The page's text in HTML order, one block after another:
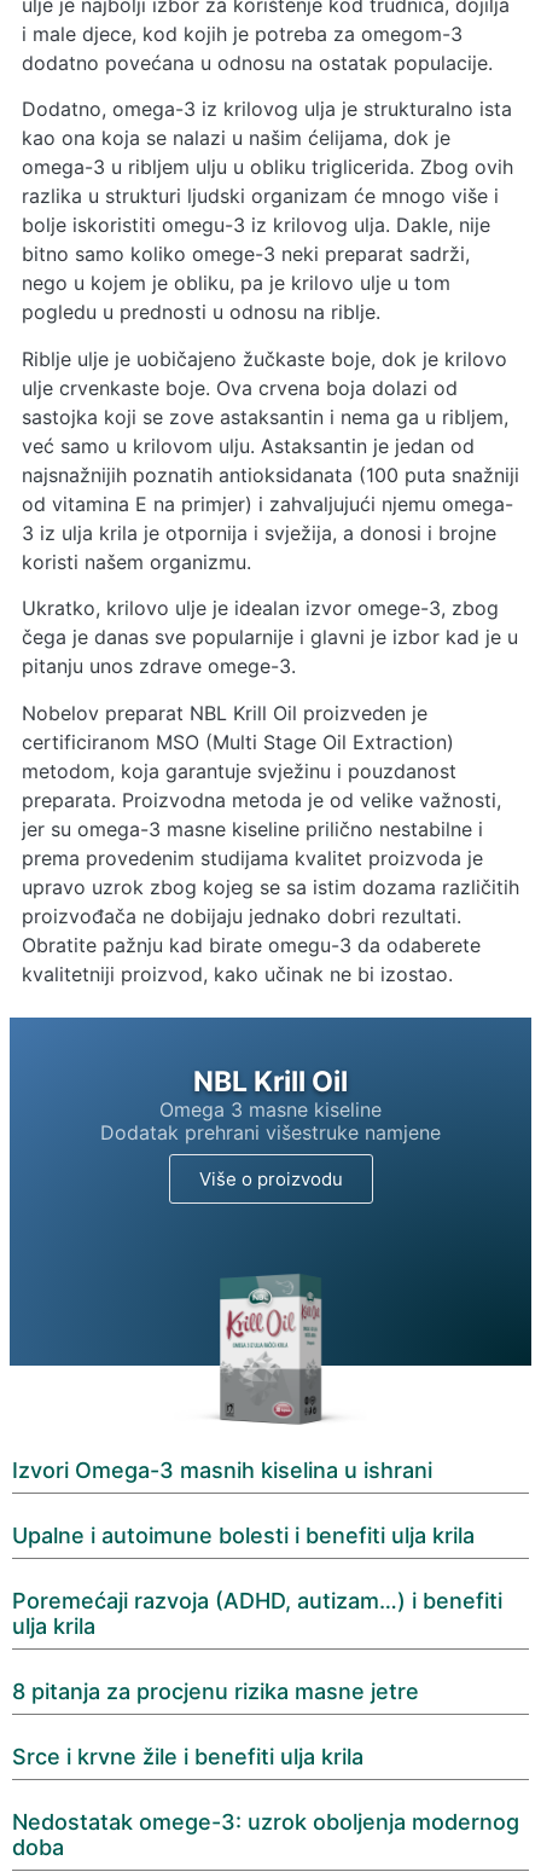
i male djece, kod kojih je potreba za omegom-3
dodatno povećana u odnosu na ostatak populacije.
Dodatno, omega-3 iz krilovog ulja je strukturalno ista
kao ona koja se nalazi u našim ćelijama, dok je
omega-3 u ribljem ulju u obliku triglicerida. Zbog ovih
razlika u strukturi ljudski organizam će mnogo više i
bolje iskoristiti omegu-3 iz krilovog ulja. Dakle, nije
bitno samo koliko omege-3 neki preparat sadrži,
nego u kojem je obliku, pa je krilovo ulje u tom
pogledu u prednosti u odnosu na riblje.
Riblje ulje je uobičajeno žučkaste boje, dok je krilovo
ulje crvenkaste boje. Ova crvena boja dolazi od
sastojka koji se zove astaksantin i nema ga u ribljem,
već samo u krilovom ulju. Astaksantin je jedan od
najsnažnijih poznatih antioksidanata (100 puta snažniji
od vitamina E na primjer) i zahvaljujući njemu omega-
3 iz ulja krila je otpornija i svježija, a donosi i brojne
koristi našem organizmu.
Ukratko, krilovo ulje je idealan izvor omege-3, zbog
čega je danas sve popularnije i glavni je izbor kad je u
pitanju unos zdrave omege-3.
Nobelov preparat NBL Krill Oil proizveden je
certificiranom MSO (Multi Stage Oil Extraction)
metodom, koja garantuje svježinu i pouzdanost
preparata. Proizvodna metoda je od velike važnosti,
jer su omega-3 masne kiseline prilično nestabilne i
prema provedenim studijama kvalitet proizvoda je
upravo uzrok zbog kojeg se sa istim dozama različitih
proizvođača ne dobijaju jednako dobri rezultati.
Obratite pažnju kad birate omegu-3 da odaberete
kvalitetniji proizvod, kako učinak ne bi izostao.
NBL Krill Oil
Omega 3 masne kiseline
Dodatak prehrani višestruke namjene
Više o proizvodu
Izvori Omega-3 masnih kiselina u ishrani
Upalne i autoimune bolesti i benefiti ulja krila
Poremećaji razvoja (ADHD, autizam…) i benefiti
ulja krila
8 pitanja za procjenu rizika masne jetre
Srce i krvne žile i benefiti ulja krila
Nedostatak omege-3: uzrok oboljenja modernog
doba